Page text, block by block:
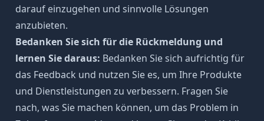
darauf einzugehen und sinnvolle Lösungen
anzubieten.
Bedanken Sie sich für die Rückmeldung und
lernen Sie daraus: Bedanken Sie sich aufrichtig für
das Feedback und nutzen Sie es, um Ihre Produkte
und Dienstleistungen zu verbessern. Fragen Sie
nach, was Sie machen können, um das Problem in